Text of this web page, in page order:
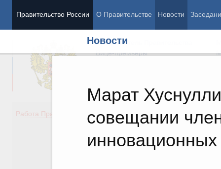
Правительство России О Правительстве Новости
Новости
Марат
совещании
инновационных
Председатель Правительства
Вице-премьеры
Работа Правительства
Демография
Здоровье
Культура